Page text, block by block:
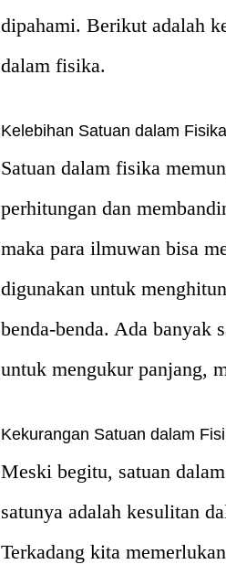
dipahami. Berikut adalah
dalam fisika.
Kelebihan Satuan dalam Fisika
Satuan dalam fisika
perhitungan dan
maka para ilmuwan bisa
digunakan untuk
benda-benda. Ada banyak
untuk mengukur panjang,
Kekurangan Satuan dalam
Meski begitu, satuan
satunya adalah kesulitan
Terkadang kita